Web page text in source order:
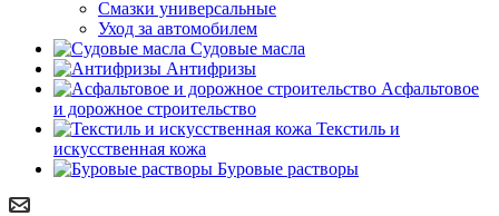
Смазки универсальные
Уход за автомобилем
Судовые масла
Антифризы
Асфальтовое
и дорожное строительство
Текстиль и
искусственная кожа
Буровые растворы